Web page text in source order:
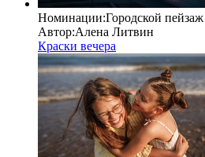
Номинации:Городской пейзаж
Автор:Алена Литвин
Краски вечера